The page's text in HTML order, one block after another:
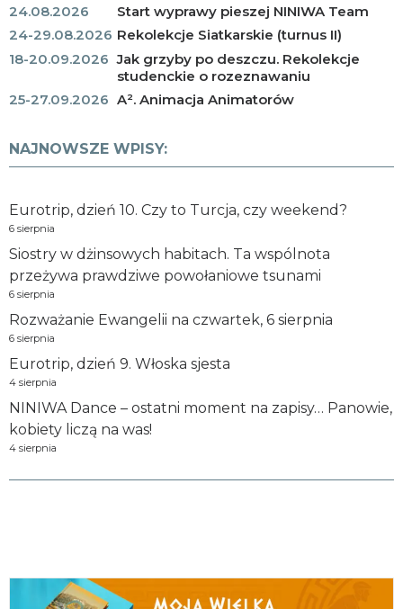
24.08.2026
Start wyprawy pieszej NINIWA Team
24-29.08.2026 Rekolekcje Siatkarskie (turnus II)
18-20.09.2026 Jak grzyby po deszczu. Rekolekcje
studenckie o rozeznawaniu
25-27.09.2026 A². Animacja Animatorów
NAJNOWSZE WPISY:
Eurotrip, dzień 10. Czy to Turcja, czy weekend?
6 sierpnia
Siostry w dżinsowych habitach. Ta wspólnota
przeżywa prawdziwe powołaniowe tsunami
6 sierpnia
Rozważanie Ewangelii na czwartek, 6 sierpnia
6 sierpnia
Eurotrip, dzień 9. Włoska sjesta
4 sierpnia
NINIWA Dance – ostatni moment na zapisy… Panowie,
kobiety liczą na was!
4 sierpnia